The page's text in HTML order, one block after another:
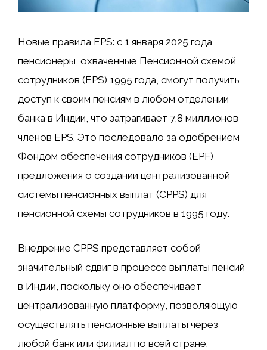
Новые правила EPS: с 1 января 2025 года
пенсионеры, охваченные Пенсионной схемой
сотрудников (EPS) 1995 года, смогут получить
доступ к своим пенсиям в любом отделении
банка в Индии, что затрагивает 7,8 миллионов
членов EPS. Это последовало за одобрением
Фондом обеспечения сотрудников (EPF)
предложения о создании централизованной
системы пенсионных выплат (CPPS) для
пенсионной схемы сотрудников в 1995 году.
Внедрение CPPS представляет собой
значительный сдвиг в процессе выплаты пенсий
в Индии, поскольку оно обеспечивает
централизованную платформу, позволяющую
осуществлять пенсионные выплаты через
любой банк или филиал по всей стране.